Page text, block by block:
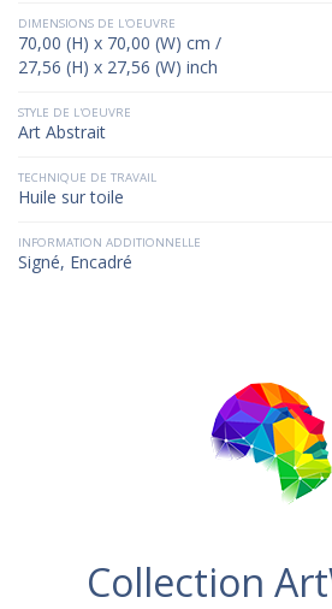
DIMENSIONS DE L'OEUVRE
70,00 (H) x 70,00 (W) cm /
27,56 (H) x 27,56 (W) inch
STYLE DE L'OEUVRE
Art Abstrait
TECHNIQUE DE TRAVAIL
Huile sur toile
INFORMATION ADDITIONNELLE
Signé, Encadré
Collection